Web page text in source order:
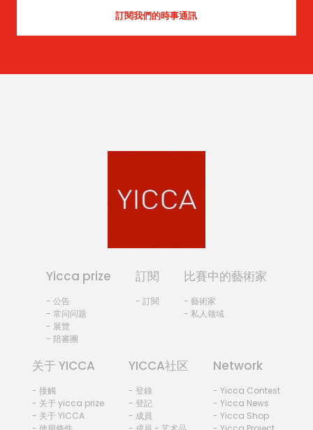
Yicca prize
- 公告
- 常问问题
- 展覽
- 陪審團
訂閱
- 訂閱
比賽中的藝術家
- 藝術家
- 私人领域
关于 YICCA
- 接觸
- 关于 yicca prize
- 关于 YICCA
YICCA社区
- 登錄
- 登記
- 成員
Network
- Yicca Contest
- Yicca News
- Yicca Shop